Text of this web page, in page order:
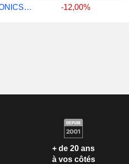
SAMSUNG ELECTRONICS CO., LTD.
-12,00%
+ de 20 ans
à vos côtés